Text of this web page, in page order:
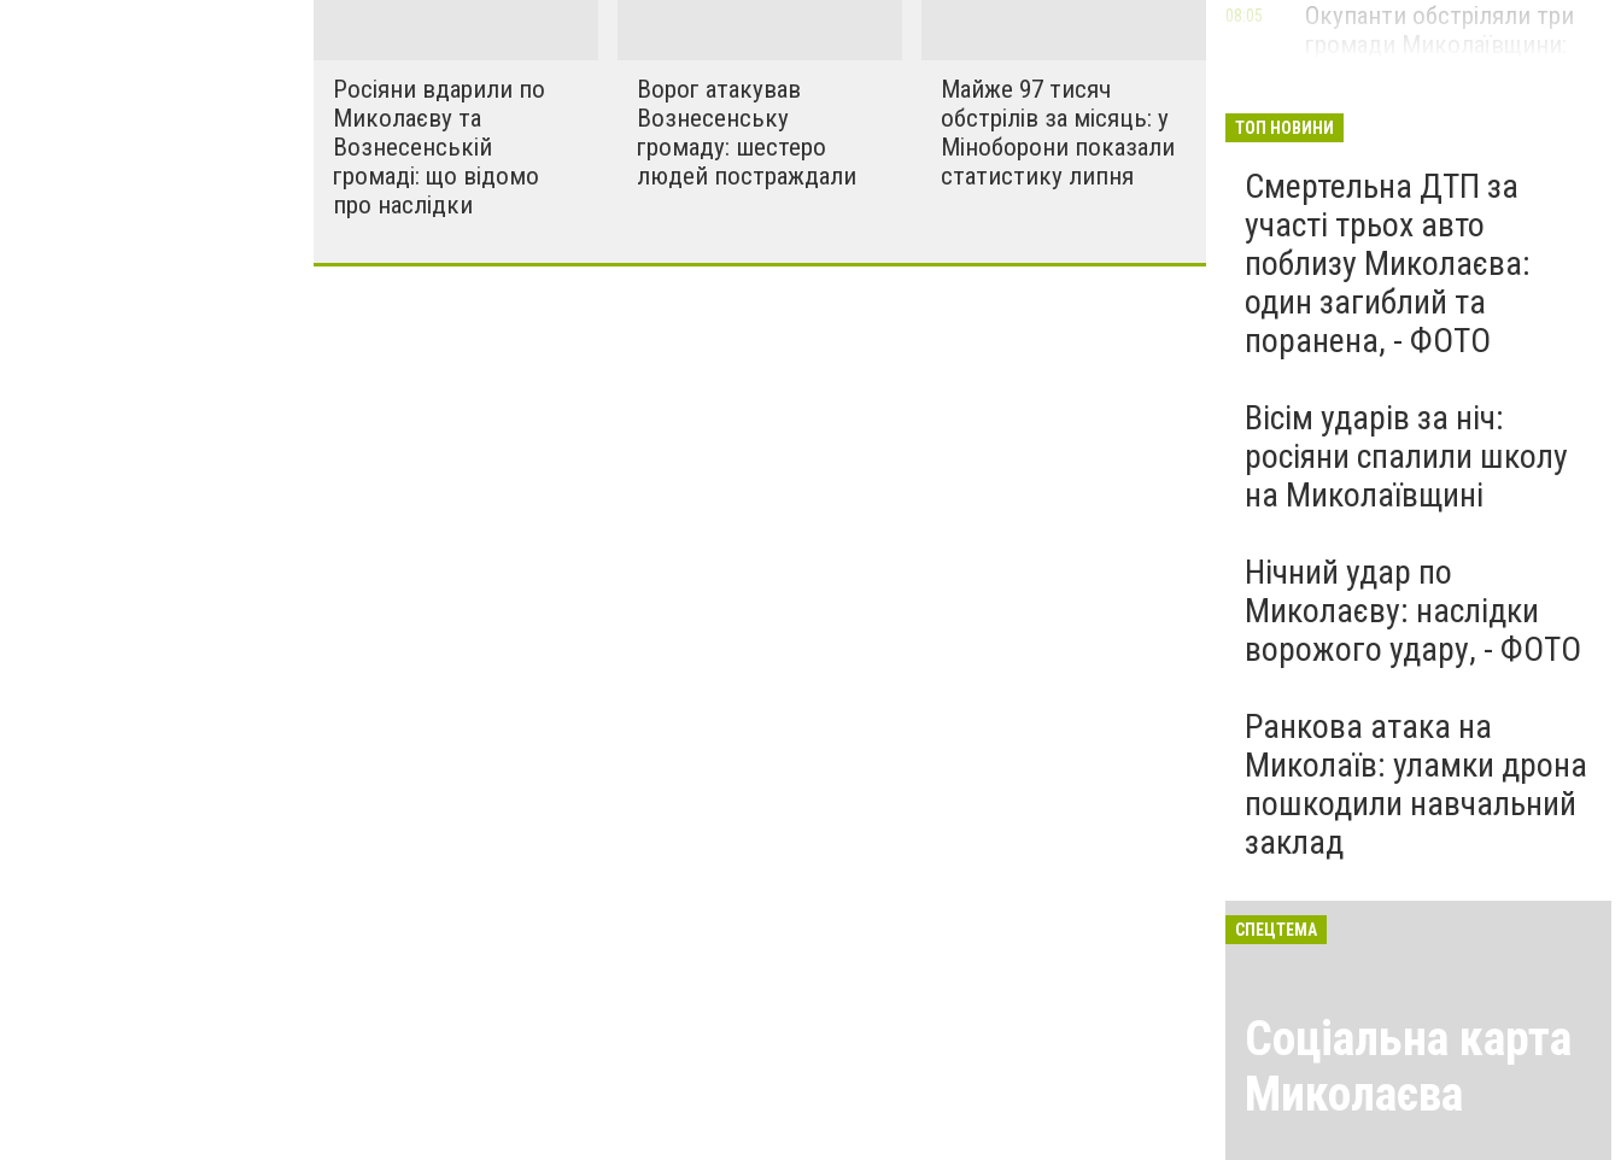
Росіяни вдарили по
Миколаєву та
Вознесенській
громаді: що відомо
про наслідки
Ворог атакував
Вознесенську
громаду: шестеро
людей постраждали
Майже 97 тисяч
обстрілів за місяць: у
Міноборони показали
статистику липня
Окупанти обстріляли три
громади Миколаївщини:
08:05
ТОП НОВИНИ
Смертельна ДТП за
участі трьох авто
поблизу Миколаєва:
один загиблий та
поранена, - ФОТО
Вісім ударів за ніч:
росіяни спалили школу
на Миколаївщині
Нічний удар по
Миколаєву: наслідки
ворожого удару, - ФОТО
Ранкова атака на
Миколаїв: уламки дрона
пошкодили навчальний
заклад
СПЕЦТЕМА
Соціальна карта
Миколаєва